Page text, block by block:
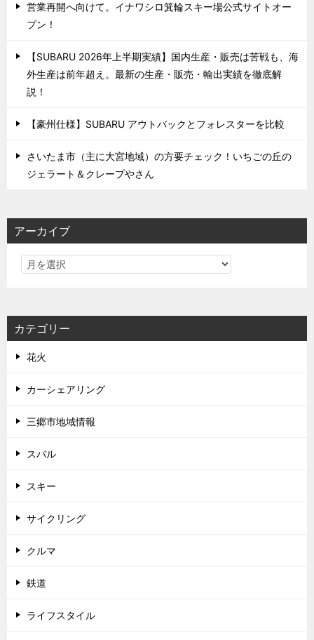
営業再開へ向けて。イナワシロ箕輪スキー場公式サイトオー
プン！
【SUBARU 2026年上半期実績】国内生産・販売は苦戦も、海
外生産は前年超え。最新の生産・販売・輸出実績を徹底解
説！
【豪州仕様】SUBARU アウトバックとフォレスターを比較
さいたま市（主に大宮地域）の方要チェック！いちごの丘の
ジェラート＆クレープやさん
アーカイブ
カテゴリー
花火
カーシェアリング
三郷市地域情報
スバル
スキー
サイクリング
クルマ
鉄道
ライフスタイル